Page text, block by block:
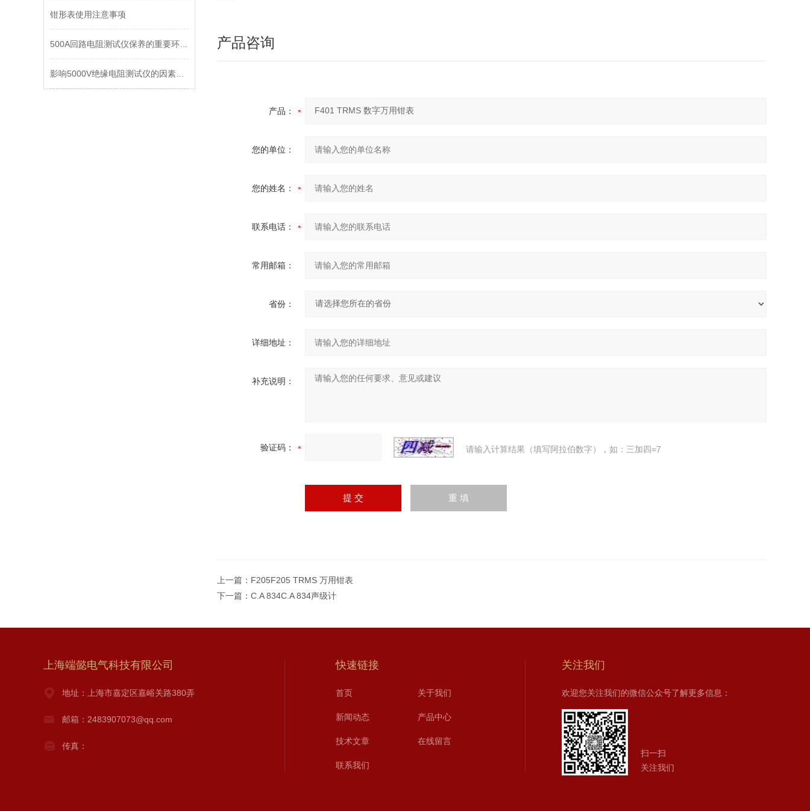
钳形表使用注意事项
产品咨询
产品：
您的单位：
您的姓名：
联系电话：
常用邮箱：
省份：
详细地址：
补充说明：
验证码： 请输入计算结果（填写阿拉伯数字），如：三加四=7
上一篇： F205F205 TRMS 万用钳表
下一篇： C.A 834C.A 834声级计
上海端懿电气科技有限公司
地址：上海市嘉定区嘉峪关路380弄
邮箱：2483907073@qq.com
传真：
快速链接
首页 关于我们
新闻动态 产品中心
技术文章 在线留言
联系我们
关注我们
欢迎您关注我们的微信公众号了解更多信息：
扫一扫
关注我们